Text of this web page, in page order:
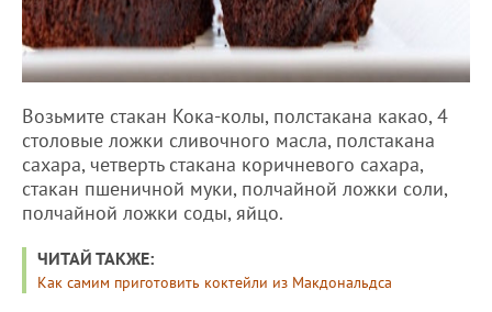
Возьмите стакан Кока-колы, полстакана какао, 4
столовые ложки сливочного масла, полстакана
сахара, четверть стакана коричневого сахара,
стакан пшеничной муки, полчайной ложки соли,
полчайной ложки соды, яйцо.
ЧИТАЙ ТАКЖЕ:
Как самим приготовить коктейли из Макдональдса